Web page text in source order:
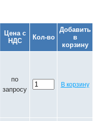
Цена с
НДС
Кол-во
Добавить
в
корзину
по
запросу
В корзину